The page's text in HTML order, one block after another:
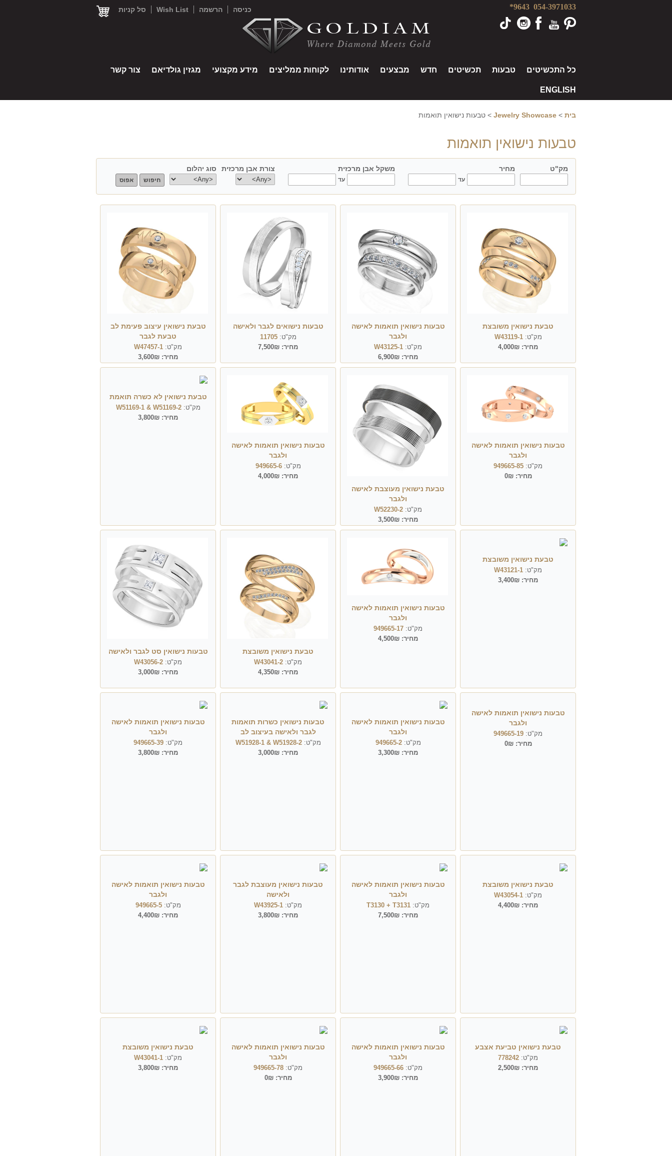
054-3971033
9643* כניסה הרשמה Wish List סל קניות
כל התכשיטים טבעות תכשיטים חדש מבצעים אודותינו לקוחות ממליצים מידע מקצועי מגזין גולדיאם צור קשר
ENGLISH
בית >
Jewelry Showcase
> טבעות נישואין תואמות
טבעות נישואין תואמות
מק"ט
מחיר
עד
משקל אבן מרכזית
עד
צורת אבן מרכזית
center shape
סוג יהלום
center type
טבעת נישואין משובצת
מק"ט:W43119-1
מחיר: 4,000₪
טבעות נישואין תואמות לאישה
ולגבר
מק"ט: W43125-1
מחיר: 6,900₪
טבעות נישואים לגבר ולאישה
מק"ט:11705
מחיר: 7,500₪
טבעת נישואין עיצוב פעימת לב
טבעת לגבר
מק"ט: W47457-1
מחיר: 3,600₪
טבעות נישואין תואמות לאישה
ולגבר
מק"ט: 949665-85
מחיר:0₪
טבעת נישואין מעוצבת לאישה
ולגבר
מק"ט: W52230-2
מחיר: 3,500₪
טבעות נישואין תואמות לאישה
ולגבר
מק"ט:949665-6
מחיר: 4,000₪
טבעת נישואין לא כשרה תואמת
מק"ט:W51169-1 & W51169-2
מחיר: 3,800₪
טבעת נישואין משובצת
מק"ט: W43121-1
מחיר: 3,400₪
טבעות נישואין תואמות לאישה
ולגבר
מק"ט: 949665-17
מחיר: 4,500₪
טבעת נישואין משובצת
מק"ט: W43041-2
מחיר: 4,350₪
טבעות נישואין סט לגבר ולאישה
מק"ט: W43056-2
מחיר: 3,000₪
טבעות נישואין תואמות לאישה
ולגבר
מק"ט: 949665-19
מחיר:0₪
טבעות נישואין תואמות לאישה
ולגבר
מק"ט:949665-2
מחיר: 3,300₪
טבעות נישואין כשרות תואמות
לגבר ולאישה בעיצוב לב
מק"ט:W51928-1 & W51928-2
מחיר: 3,000₪
טבעות נישואין תואמות לאישה
ולגבר
מק"ט: 949665-39
מחיר: 3,800₪
טבעת נישואין משובצת
מק"ט: W43054-1
מחיר: 4,400₪
טבעות נישואין תואמות לאישה
ולגבר
מק"ט: T3130 + T3131
מחיר: 7,500₪
טבעות נישואין מעוצבת לגבר
ולאישה
מק"ט: W43925-1
מחיר: 3,800₪
טבעות נישואין תואמות לאישה
ולגבר
מק"ט:949665-5
מחיר: 4,400₪
טבעת נישואין טביעת אצבע
מק"ט: 778242
מחיר: 2,500₪
טבעות נישואין תואמות לאישה
ולגבר
מק"ט: 949665-66
מחיר: 3,900₪
טבעות נישואין תואמות לאישה
ולגבר
מק"ט: 949665-78
מחיר:0₪
טבעת נישואין משובצת
מק"ט: W43041-1
מחיר: 3,800₪